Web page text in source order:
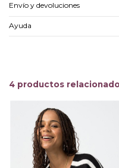
Envío y devoluciones
Ayuda
4 productos